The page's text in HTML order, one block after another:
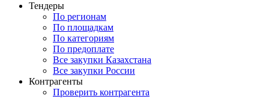
Тендеры
По регионам
По площадкам
По категориям
По предоплате
Все закупки Казахстана
Все закупки России
Контрагенты
Проверить контрагента